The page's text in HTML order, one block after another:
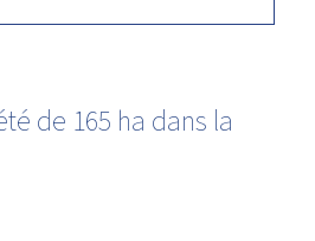
de 165 ha dans la